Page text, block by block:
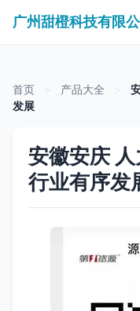
广州甜橙科技有限
首页 产品大全
发展
安徽安庆
行业有序发